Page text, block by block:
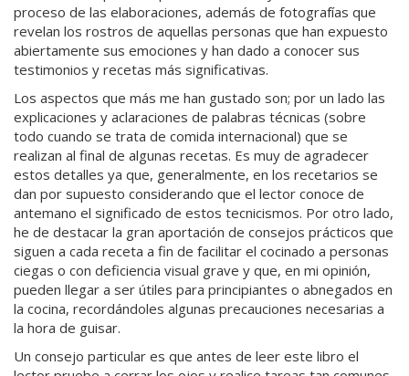
proceso de las elaboraciones, además de fotografías que
revelan los rostros de aquellas personas que han expuesto
abiertamente sus emociones y han dado a conocer sus
testimonios y recetas más significativas.
Los aspectos que más me han gustado son; por un lado las
explicaciones y aclaraciones de palabras técnicas (sobre
todo cuando se trata de comida internacional) que se
realizan al final de algunas recetas. Es muy de agradecer
estos detalles ya que, generalmente, en los recetarios se
dan por supuesto considerando que el lector conoce de
antemano el significado de estos tecnicismos. Por otro lado,
he de destacar la gran aportación de consejos prácticos que
siguen a cada receta a fin de facilitar el cocinado a personas
ciegas o con deficiencia visual grave y que, en mi opinión,
pueden llegar a ser útiles para principiantes o abnegados en
la cocina, recordándoles algunas precauciones necesarias a
la hora de guisar.
Un consejo particular es que antes de leer este libro el